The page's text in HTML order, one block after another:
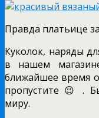
Правда платьице
Куколок, наряды
в нашем
ближайшее время
пропустите 😉 .
миру.